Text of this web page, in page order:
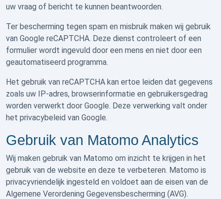
uw vraag of bericht te kunnen beantwoorden.
Ter bescherming tegen spam en misbruik maken wij gebruik
van Google reCAPTCHA. Deze dienst controleert of een
formulier wordt ingevuld door een mens en niet door een
geautomatiseerd programma.
Het gebruik van reCAPTCHA kan ertoe leiden dat gegevens
zoals uw IP-adres, browserinformatie en gebruikersgedrag
worden verwerkt door Google. Deze verwerking valt onder
het privacybeleid van Google.
Gebruik van Matomo Analytics
Wij maken gebruik van Matomo om inzicht te krijgen in het
gebruik van de website en deze te verbeteren. Matomo is
privacyvriendelijk ingesteld en voldoet aan de eisen van de
Algemene Verordening Gegevensbescherming (AVG).